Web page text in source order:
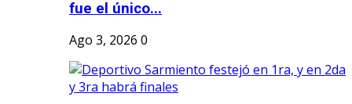
fue el único...
Ago 3, 2026 0